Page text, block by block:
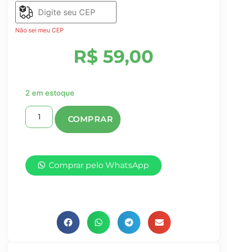
Não sei meu CEP
R$ 59,00
2 em estoque
Comprar pelo WhatsApp